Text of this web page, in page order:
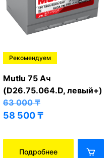
Рекомендуем
Mutlu 75 Ач
(D26.75.064.D, левый+)
63 000₸
58 500₸
Подробнее